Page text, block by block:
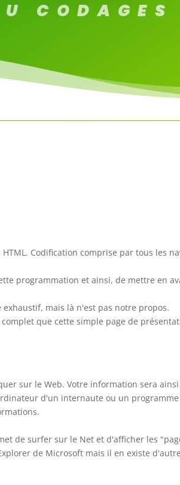
CODAGES
Codification comprise par tous les
programmation et ainsi, de mettre en
mais là n'est pas notre propos.
que cette simple page de
sur le Web. Votre information sera
d'un internaute ou un
de surfer sur le Net et d'afficher les
de Microsoft mais il en existe